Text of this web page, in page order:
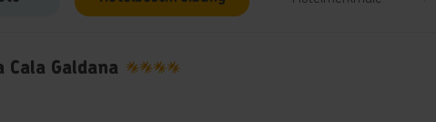
Cala Galdana